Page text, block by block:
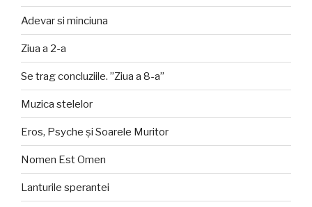
Adevar si minciuna
Ziua a 2-a
Se trag concluziile. ”Ziua a 8-a”
Muzica stelelor
Eros, Psyche și Soarele Muritor
Nomen Est Omen
Lanturile sperantei